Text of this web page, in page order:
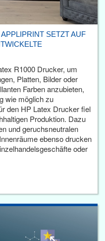
SETZT AUF
R1000 Drucker, um
Platten, Bilder oder
Farben anzubieten,
wie möglich zu
den HP Latex Drucker fiel
Produktion. Dazu
und geruchsneutralen
ebenso drucken
oder